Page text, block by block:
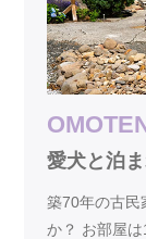
愛犬と泊
築70年の古民
か？ お部屋